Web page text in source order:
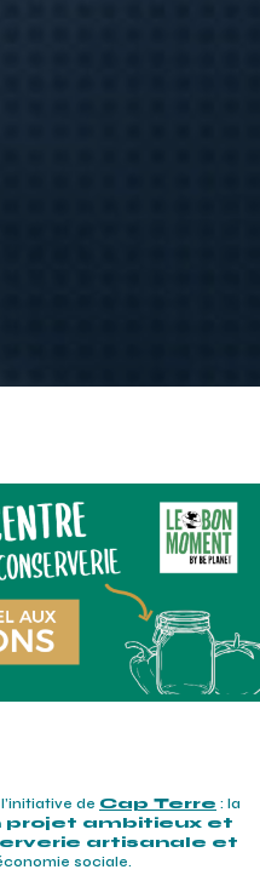
de Cap Terre : la
projet ambitieux et
artisanale et
sociale.